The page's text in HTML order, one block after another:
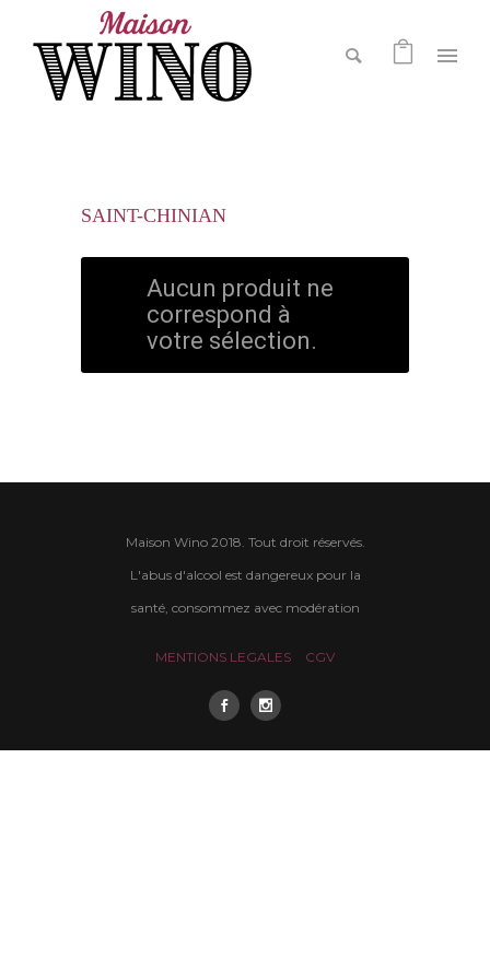
SAINT-CHINIAN
Aucun produit ne
correspond à
votre sélection.
Maison Wino 2018. Tout droit réservés.
L'abus d'alcool est dangereux pour la
santé, consommez avec modération
MENTIONS LEGALES CGV